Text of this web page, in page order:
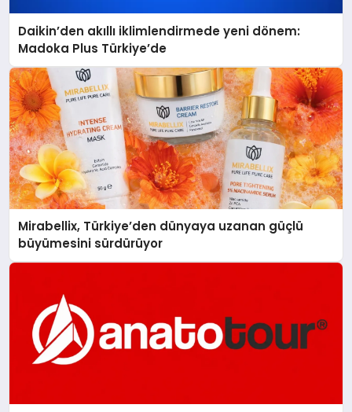
Daikin’den akıllı iklimlendirmede yeni dönem:
Madoka Plus Türkiye’de
Mirabellix, Türkiye’den dünyaya uzanan güçlü
büyümesini sürdürüyor